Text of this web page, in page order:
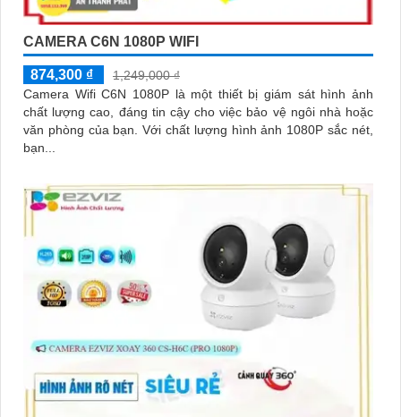
CAMERA C6N 1080P WIFI
874,300 ₫
1,249,000 ₫
Camera Wifi C6N 1080P là một thiết bị giám sát hình ảnh
chất lượng cao, đáng tin cậy cho việc bảo vệ ngôi nhà hoặc
văn phòng của bạn. Với chất lượng hình ảnh 1080P sắc nét,
bạn...